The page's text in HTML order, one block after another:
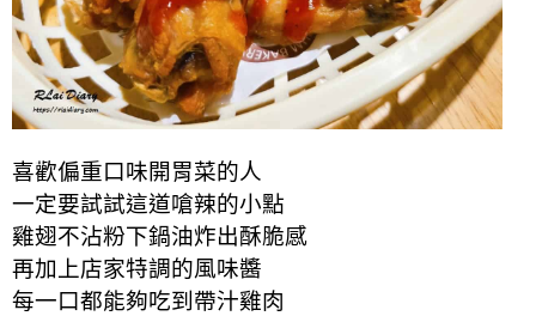
喜歡偏重口味開胃菜的人
一定要試試這道嗆辣的小點
雞翅不沾粉下鍋油炸出酥脆感
再加上店家特調的風味醬
每一口都能夠吃到帶汁雞肉